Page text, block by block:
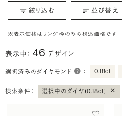
絞り込む 並び替え
※表示価格はリング枠のみの税込価格です
表示中：46 デザイン
選択済みのダイヤモンド ： 0.18ct
検索条件： 選択中のダイヤ(0.18ct) ×